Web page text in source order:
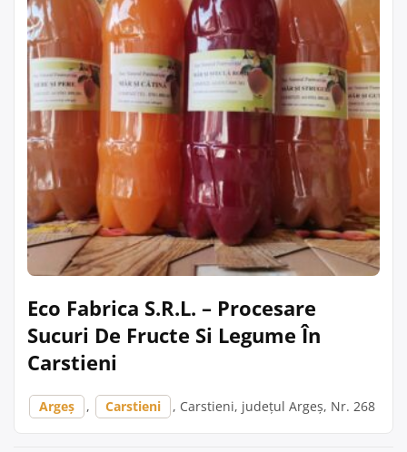
Eco Fabrica S.R.L. – Procesare
Sucuri De Fructe Si Legume În
Carstieni
Argeș , Carstieni , Carstieni, județul Argeș, Nr. 268